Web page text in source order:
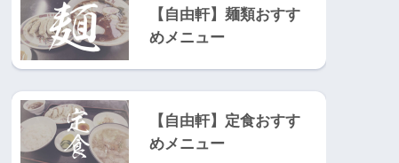
【自由軒】麺類おすす
めメニュー
【自由軒】定食おすす
めメニュー